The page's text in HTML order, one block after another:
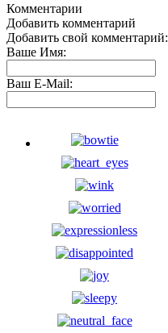
Комментарии
Добавить комментарий
Добавить свой комментарий:
Ваше Имя:
Ваш E-Mail: